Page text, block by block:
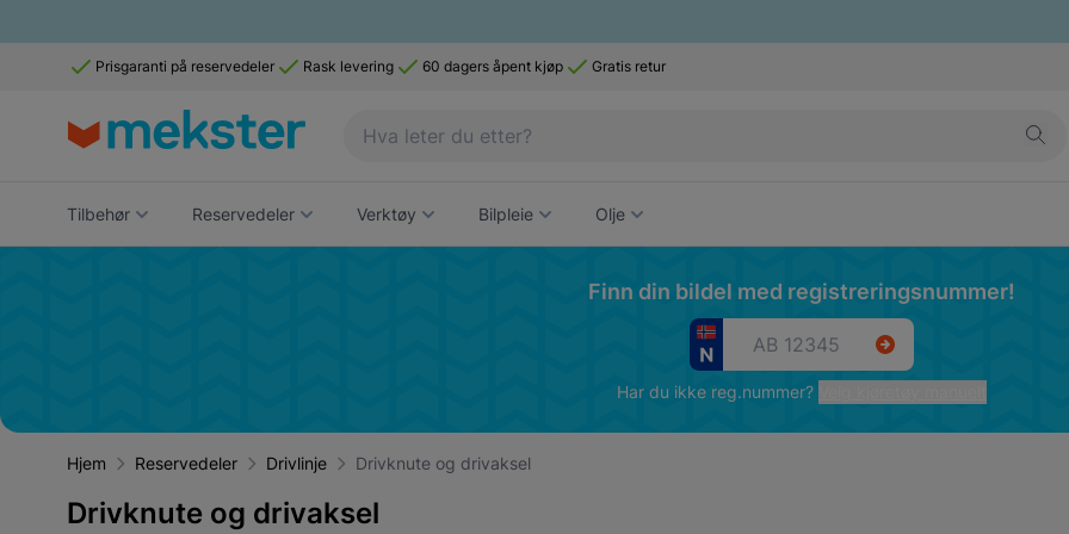
Prisgaranti på reservedeler Rask levering 60 dagers åpent kjøp Gratis retur
Tilbehør Reservedeler Verktøy Bilpleie Olje
Finn din bildel med registreringsnummer!
Har du ikke reg.nummer?
Hjem Reservedeler Drivlinje Drivknute og drivaksel
Drivknute og drivaksel